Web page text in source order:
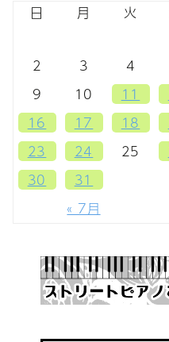
日 月 火
2
3 4
9
10 11
16
17 18
23
24 25
30
31
« 7月